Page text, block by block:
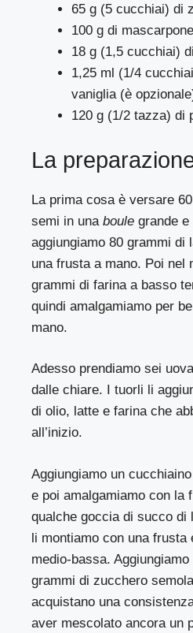
65 g (5 cucchiai) di
100 g di mascarpone
18 g (1,5 cucchiai)
1,25 ml (1/4
vaniglia (è
120 g (1/2 tazza) di
La
La prima cosa è versare
semi in unaboule grande e
aggiungiamo 80 grammi di
una frusta a mano. Poi nel
grammi di farina a basso
quindi amalgamiamo per
mano.
Adesso prendiamo sei
dalle chiare. I tuorli li
di olio, latte e farina che
all’inizio.
Aggiungiamo un
e poi amalgamiamo con la
qualche goccia di succo di
li montiamo con una
medio-bassa.
grammi di zucchero
acquistano una
aver mescolato ancora un